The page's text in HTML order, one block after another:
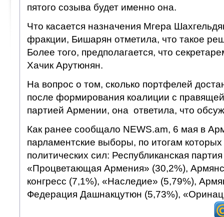
пятого созыва будет именно она.
Что касается назначения Мгера
фракции, Бишарян отметила, что такое
Более того, предполагается, что
Хачик Арутюнян.
На вопрос о том, сколько портфелей
после формирования коалиции с
партией Армении, она ответила, что
Как ранее сообщало NEWS.am, 6 мая в
парламентские выборы, по итогам
политических сил: Республиканская
«Процветающая Армения» (30,2%),
конгресс (7,1%), «Наследие» (5,79%),
Федерация Дашнакцутюн (5,73%), «Оринац